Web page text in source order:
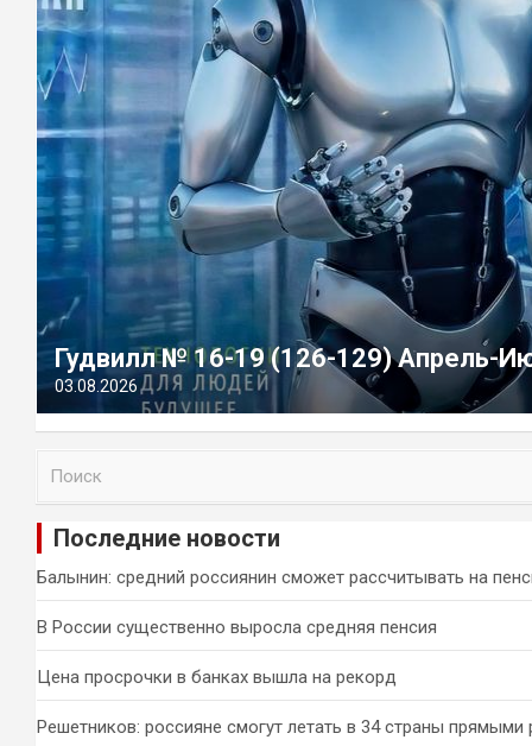
Гудвилл № 16-19 (126-129) Апрель-
03.08.2026
и
Последние новости
Балынин: средний россиянин сможет рассчитывать на
В России существенно выросла средняя пенсия
Цена просрочки в банках вышла на рекорд
Решетников: россияне смогут летать в 34 страны прямыми